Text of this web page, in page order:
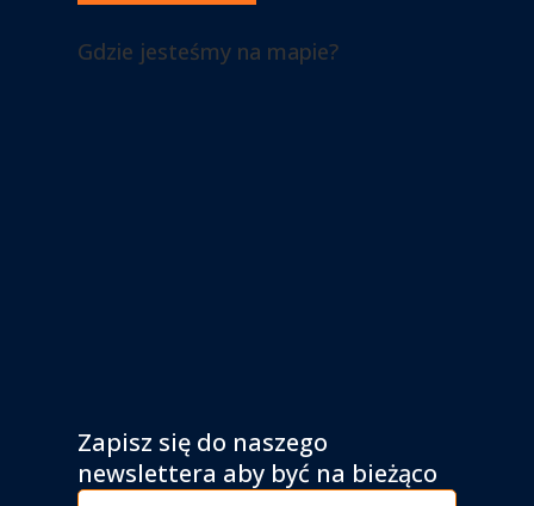
Gdzie jesteśmy na mapie?
Zapisz się do naszego
newslettera aby być na bieżąco